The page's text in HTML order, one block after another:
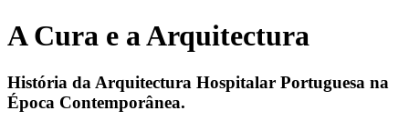
A Cura e a Arquitectura
História da Arquitectura Hospitalar Portuguesa na
Época Contemporânea.